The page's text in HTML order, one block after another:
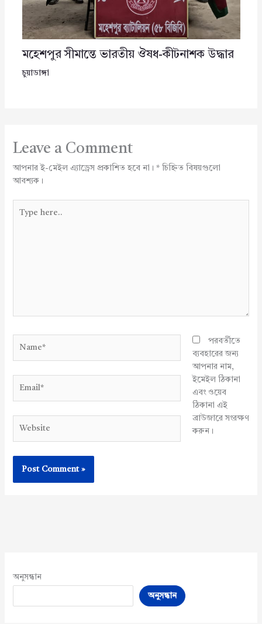
মহেশপুর সীমান্তে ভারতীয় ঔষধ-কীটনাশক উদ্ধার
চুয়াডাঙ্গা
Leave a Comment
আপনার ই-মেইল এ্যাড্রেস প্রকাশিত হবে না। *চিহ্নিত বিষয়গুলো
আবশ্যক।
here..
পরবর্তীতে
ব্যবহারের জন্য
আপনার নাম,
ইমেইল ঠিকানা
এবং ওয়েব
ঠিকানা এই
ব্রাউজারে সংরক্ষণ
করুন।
অনুসন্ধান
অনুসন্ধান